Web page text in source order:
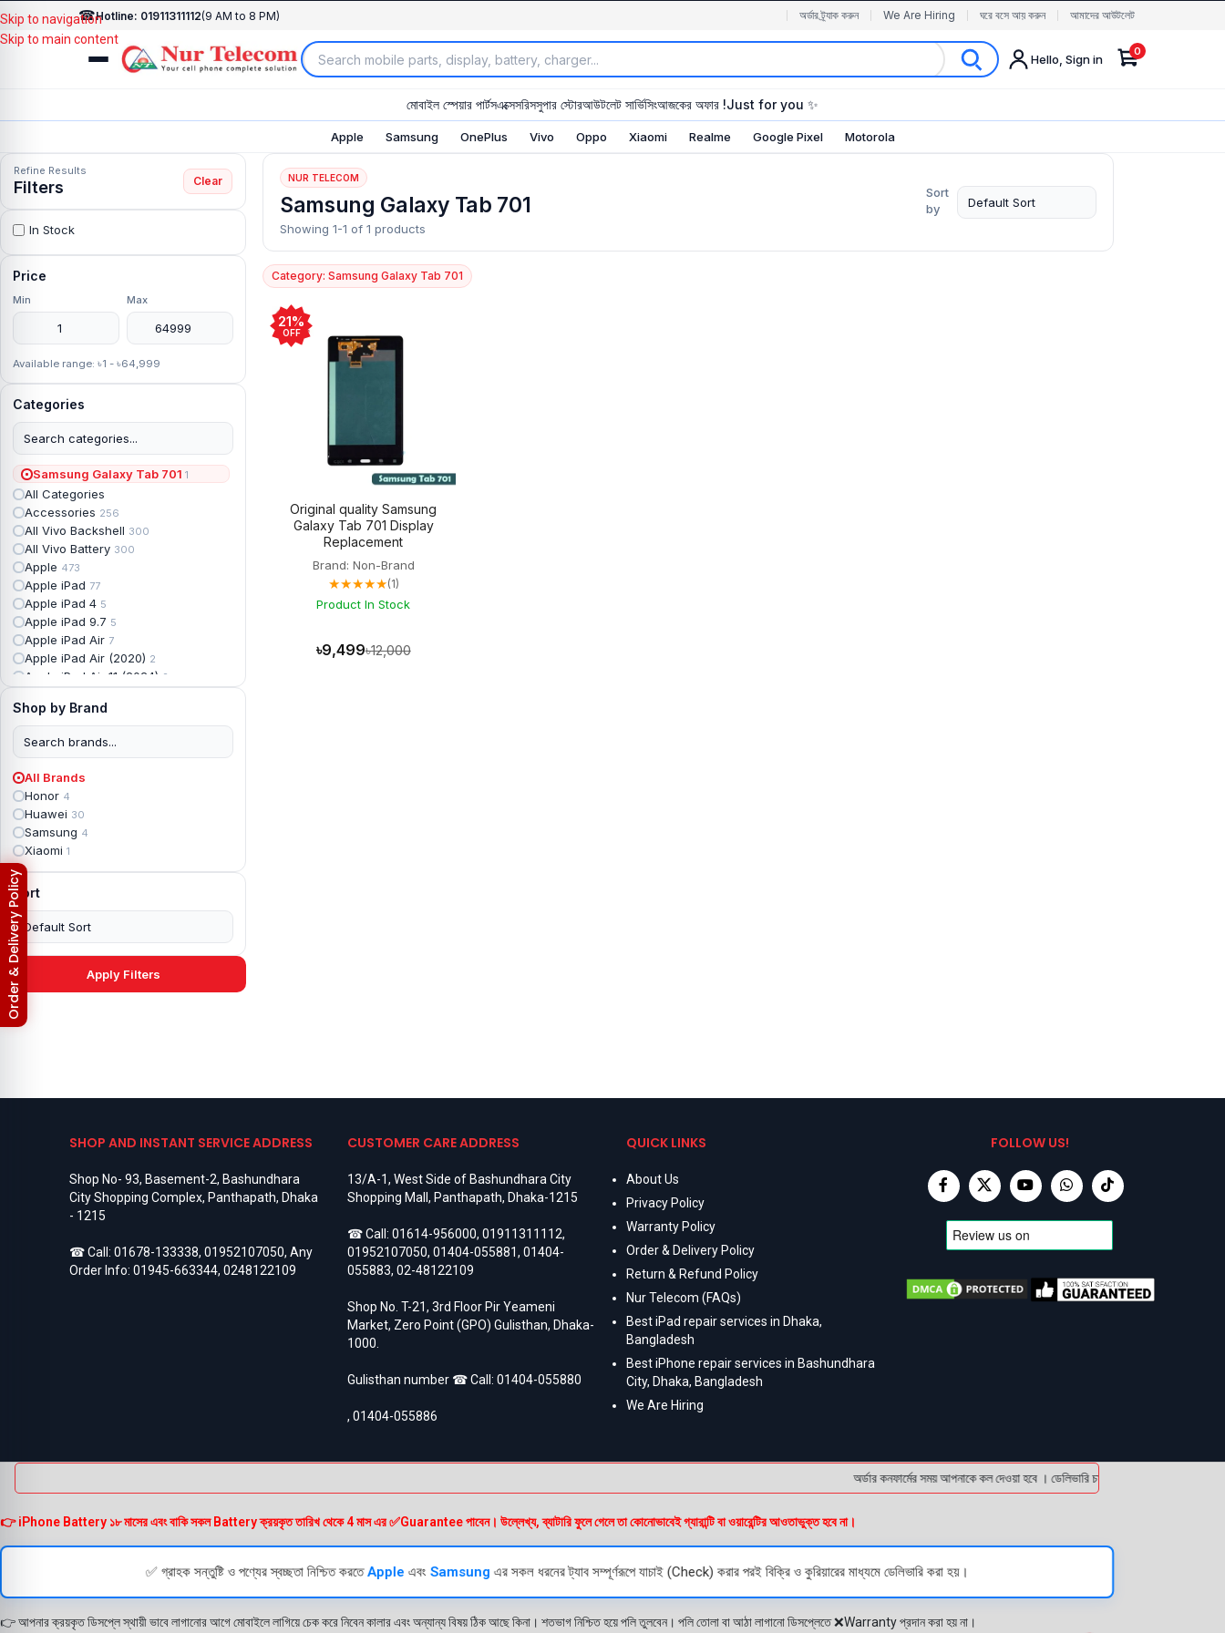
☎Hotline: 01911311112(9 AM to 8 PM) অর্ডার ট্র্যাক করুন We Are Hiring ঘরে বসে আয় করুন আমাদের আউটলেট
Hello, Sign in
0
মোবাইল স্পেয়ার পার্টসএক্সেসরিসসুপার স্টোরআউটলেট সার্ভিসিংআজকের অফার !Just for you ✨
Apple Samsung OnePlus Vivo Oppo Xiaomi Realme Google Pixel Motorola
Skip to navigation
Skip to main content
Refine Results
Filters Clear
In Stock
Price
Min Max
Available range: ৳1 - ৳64,999
Categories
Samsung Galaxy Tab 701 1
All Categories
Accessories 256
All Vivo Backshell 300
All Vivo Battery 300
Apple 473
Apple iPad 77
Apple iPad 4 5
Apple iPad 9.7 5
Apple iPad Air 7
Apple iPad Air (2020) 2
Apple iPad Air 11 (2024) 2
Apple iPad Backshell
Apple iPad Battery
Apple iPad Display
Apple iPad mini 2
Apple iPad Mini 3
Apple iPad mini 4
Apple iPad Pro 10.5
Apple iPad Pro 11
Apple iPad Pro 12.96
Apple iPad Pro 12.9 2nd Gen
Apple iPad Pro 9.7 (2016)6
Apple iPad Pro 9.7 (2018)
4
Asus ROG Phone 2
Asus ROG Phone 5
Asus Rog Phone 63
Asus Rog Phone 7 Ultimate 3
Asus ROG Phone 8 Pro3
Asus Zenfone 23
Asus ZenFone Max M1
BlackBerry18
BlackBerry Battery 17
Google Pixel 103
Google Pixel 26
Google Pixel 2XL 6
Google Pixel 3
Google Pixel 3 XL6
Google Pixel 4 XL6
Shop by Brand
All Brands
Honor 4
Huawei 30
Samsung 4
Xiaomi 1
Sort
Apply Filters
NUR TELECOM
Samsung Galaxy Tab 701
Showing 1-1 of 1 products
Sort
by
Category: Samsung Galaxy Tab 701
21%
OFF
Original quality Samsung
Galaxy Tab 701 Display
Replacement
Brand: Non-Brand
★★★★★(1)
Product In Stock
৳9,499৳12,000
SHOP AND INSTANT SERVICE ADDRESS
Shop No- 93, Basement-2, Bashundhara
City Shopping Complex, Panthapath, Dhaka
- 1215
☎ Call: 01678-133338, 01952107050, Any
Order Info: 01945-663344, 0248122109
CUSTOMER CARE ADDRESS
13/A-1, West Side of Bashundhara City
Shopping Mall, Panthapath, Dhaka-1215
☎ Call:01614-956000,01911311112,
01952107050,01404-055881,01404-
055883,02-48122109
Shop No. T-21, 3rd Floor Pir Yeameni
Market, Zero Point (GPO) Gulisthan, Dhaka-
1000.
Gulisthan number ☎ Call:01404-055880
,01404-055886
QUICK LINKS
About Us
Privacy Policy
Warranty Policy
Order & Delivery Policy
Return & Refund Policy
Nur Telecom (FAQs)
Best iPad repair services in Dhaka,
Bangladesh
Best iPhone repair services in Bashundhara
City, Dhaka, Bangladesh
We Are Hiring
FOLLOW US!
অর্ডার কনফার্মের সময় আপনাকে কল দেওয়া হবে । ডেলিভারি চার্জটা অগ্রিম (bKash/
👉 iPhone Battery ১৮ মাসের এবং বাকি সকল Battery ক্রয়কৃত তারিখ থেকে 4 মাস এর ✅Guarantee পাবেন। উল্লেখ্য, ব্যাটারি ফুলে গেলে তা কোনোভাবেই গ্যারান্টি বা ওয়ারেন্টির আওতাভুক্ত হবে না।
✅ গ্রাহক সন্তুষ্টি ও পণ্যের স্বচ্ছতা নিশ্চিত করতেAppleএবং Samsung এর সকল ধরনের ট্যাব সম্পূর্ণরূপে যাচাই (Check) করার পরই বিক্রি ও কুরিয়ারের মাধ্যমে ডেলিভারি করা হয়।
👉 আপনার ক্রয়কৃত ডিসপ্লে স্থায়ী ভাবে লাগানোর আগে মোবাইলে লাগিয়ে চেক করে নিবেন কালার এবং অন্যান্য বিষয় ঠিক আছে কিনা। শতভাগ নিশ্চিত হয়ে পলি তুলবেন। পলি তোলা বা আঠা লাগানো ডিসপ্লেতে ❌Warranty প্রদান করা হয় না।
Return & Refund Policy